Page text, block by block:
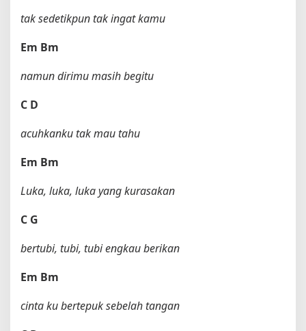
tak sedetikpun tak ingat kamu
Em Bm
namun dirimu masih begitu
C D
acuhkanku tak mau tahu
Em Bm
Luka, luka, luka yang kurasakan
C G
bertubi, tubi, tubi engkau berikan
Em Bm
cinta ku bertepuk sebelah tangan